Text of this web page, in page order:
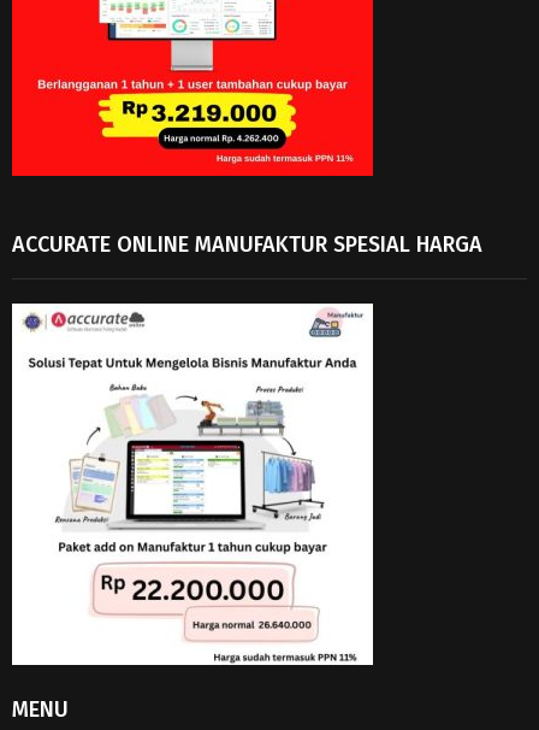
ACCURATE ONLINE MANUFAKTUR SPESIAL HARGA
MENU